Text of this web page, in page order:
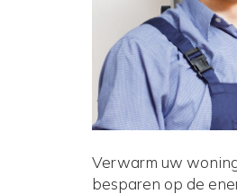
Verwarm uw
besparen op de